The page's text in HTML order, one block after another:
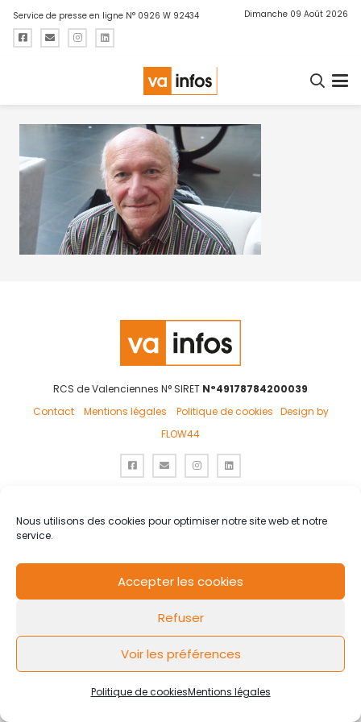
Nous utilisons des cookies pour optimiser notre site web et notre
service.
Accepter les cookies
Refuser
Voir les préférences
Politique de cookiesMentions légales
Service de presse en ligne N° 0926 W 92434 Dimanche 09 Août 2026
RCS de Valenciennes N° SIRET N°49178784200039
Contact
Mentions légales Politique de cookies Design by
FLOW44